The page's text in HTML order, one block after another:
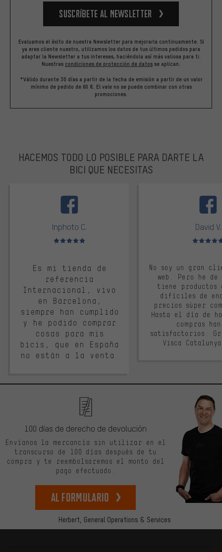
Suscríbete al newsletter
Evaluamos el éxito de nuestra Newsletter para mejorarla continuamente. Si
ya eres cliente nuestro, utilizamos los datos de tus últimos pedidos para
adaptar la Newsletter a tus intereses, haciéndola así más valiosa para ti.
Nuestras condiciones de protección de datos se aplican.
*Válido durante 30 días a partir de la fecha de emisión a partir de un valor
mínimo de pedido de 60 €. El vale no se puede combinar con otras
promociones.
HACEMOS TODO LO POSIBLE PARA DARTE LA
BICI QUE NECESITAS
Inphoto C.
Valoración media: 5 de 5
Es mi tienda de
referencia
Internacional, vivo
en Barcelona,
siempre han cumplido
y he podido comprar
cosas para mis
bicis, que en España
no están a la venta.
David V.
Valoración
No soy un gran
web. Pero he
tiene productos
difíciles de
precios súper
Hasta el día de
compras
satisfactorios.
Visca
Herbert, General Operations & Services
100 días de derecho de devolución
Envíanos la mercancía sin utilizar en el
transcurso de 100 días después de tu
compra y te reembolsaremos el monto del
pago efectuado.
Al formulario